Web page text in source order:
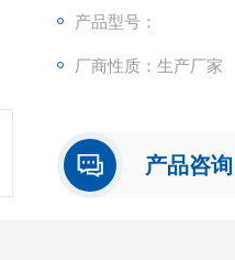
产品型号：
厂商性质：生产厂家
产品咨询